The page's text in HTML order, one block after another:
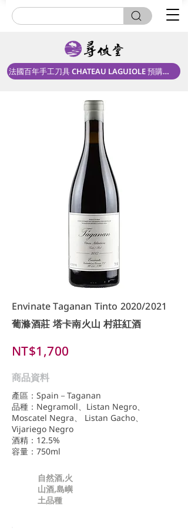
法國百年手工刀具 CHATEAU LAGUIOLE 預購中！
Envinate Taganan Tinto 2020/2021
葡滌酒莊 塔卡南火山 村莊紅酒
NT$1,700
商品資料
產區：Spain－Taganan
品種：Negramoll、Listan Negro、
Moscatel Negra、 Listan Gacho、
Vijariego Negro
酒精：12.5%
容量：750ml
自然酒,火
山酒,島嶼
土品種